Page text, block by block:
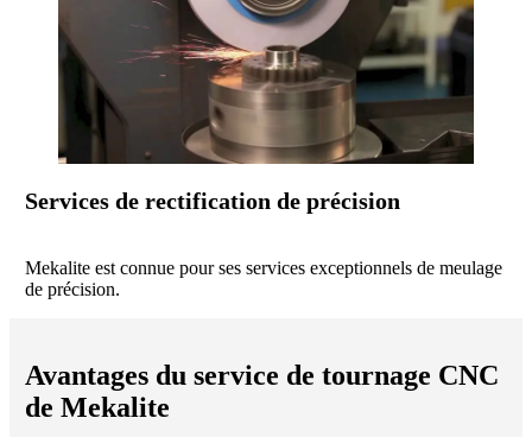
Services de rectification de précision
Mekalite est connue pour ses services exceptionnels de meulage
de précision.
Avantages du service de tournage CNC
de Mekalite